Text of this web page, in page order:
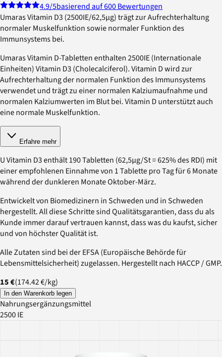
4.9/5basierend auf 600 Bewertungen
Umaras Vitamin D3 (2500IE/62,5µg) trägt zur Aufrechterhaltung
normaler Muskelfunktion sowie normaler Funktion des
Immunsystems bei.
Umaras Vitamin D-Tabletten enthalten 2500IE (Internationale
Einheiten) Vitamin D3 (Cholecalciferol). Vitamin D wird zur
Aufrechterhaltung der normalen Funktion des Immunsystems
verwendet und trägt zu einer normalen Kalziumaufnahme und
normalen Kalziumwerten im Blut bei. Vitamin D unterstützt auch
eine normale Muskelfunktion.
Erfahre mehr
U Vitamin D3 enthält 190 Tabletten (62,5µg/St = 625% des RDI) mit
einer empfohlenen Einnahme von 1 Tablette pro Tag für 6 Monate
während der dunkleren Monate Oktober-März.
Entwickelt von Biomedizinern in Schweden und in Schweden
hergestellt. All diese Schritte sind Qualitätsgarantien, dass du als
Kunde immer darauf vertrauen kannst, dass was du kaufst, sicher
und von höchster Qualität ist.
Alle Zutaten sind bei der EFSA (Europäische Behörde für
Lebensmittelsicherheit) zugelassen. Hergestellt nach HACCP / GMP.
15 €(174.42 €/kg)
In den Warenkorb legen
Nahrungsergänzungsmittel
2500 IE